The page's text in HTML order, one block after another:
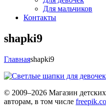
Для мальчиков
Контакты
shapki9
Главнаяshapki9
© 2009–2026 Магазин
авторам, в том числе